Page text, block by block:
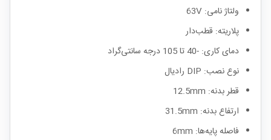
ولتاژ نامی: 63V
پلاریته: قطب‌دار
دمای کاری: -40 تا 105 درجه سانتی‌گراد
نوع نصب: DIP رادیال
قطر بدنه: 12.5mm
ارتفاع بدنه: 31.5mm
فاصله پایه‌ها: 6mm